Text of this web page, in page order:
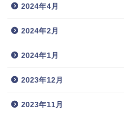
2024年4月
2024年2月
2024年1月
2023年12月
2023年11月